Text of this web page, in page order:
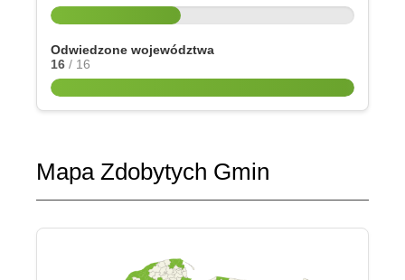
Odwiedzone województwa
16 / 16
Mapa Zdobytych Gmin